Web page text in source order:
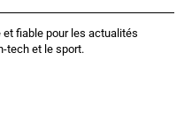
fiable pour les actualités
tech et le sport.